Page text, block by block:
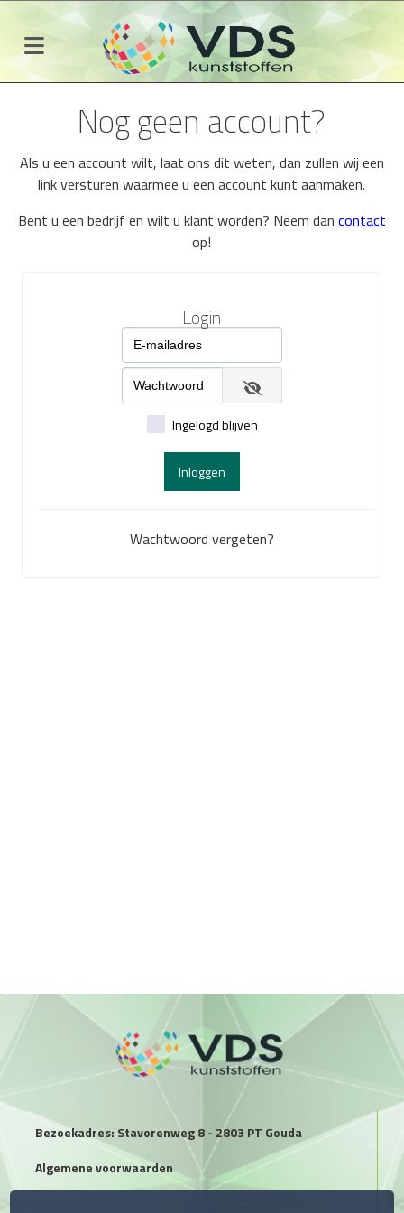
Nog geen account?
Als u een account wilt, laat ons dit weten, dan zullen wij een
link versturen waarmee u een account kunt aanmaken.
Bent u een bedrijf en wilt u klant worden? Neem dan contact
op!
Login
Ingelogd blijven
Inloggen
Wachtwoord vergeten?
Bezoekadres: Stavorenweg 8 - 2803 PT Gouda
Algemene voorwaarden